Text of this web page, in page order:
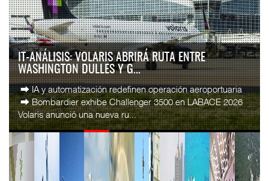
IT-ANÁLISIS: VOLARIS ABRIRÁ RUTA ENTRE
WASHINGTON DULLES Y G...
⮕ IA y automatización redefinen operación aeroportuaria
⮕ Bombardier exhibe Challenger 3500 en LABACE 2026
Volaris anunció una nueva ru...